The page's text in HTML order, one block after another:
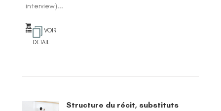
interview)...
VOIR
DETAIL
Structure du récit, substituts